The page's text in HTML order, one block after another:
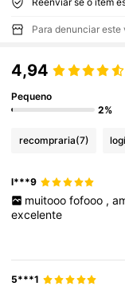
Para denunciar
4,94
Pequeno
2%
recompraria(7)
l***9
muitooo fofooo ,
excelente
5***1